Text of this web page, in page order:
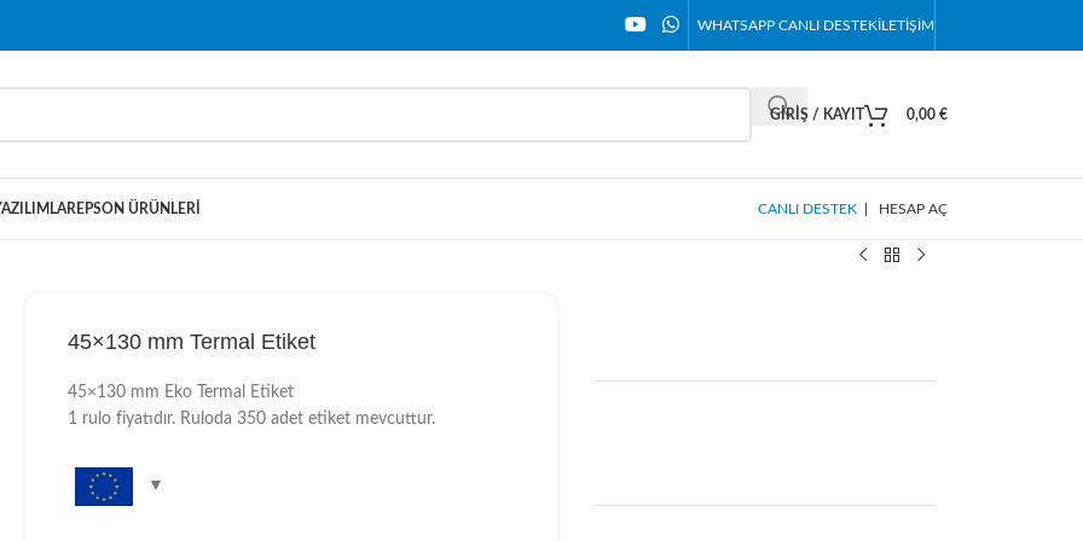
WHATSAPP CANLI DESTEKİLETIŞIM
GIRIŞ / KAYIT 0,00 €
EPSON ÜRÜNLERI CANLI DESTEK HESAP AÇ
45×130 mm Termal Etiket
45×130 mm Eko Termal Etiket
1 rulo fiyatıdır. Ruloda 350 adet etiket mevcuttur.